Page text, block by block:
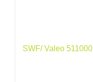
SWF/ Valeo 511000